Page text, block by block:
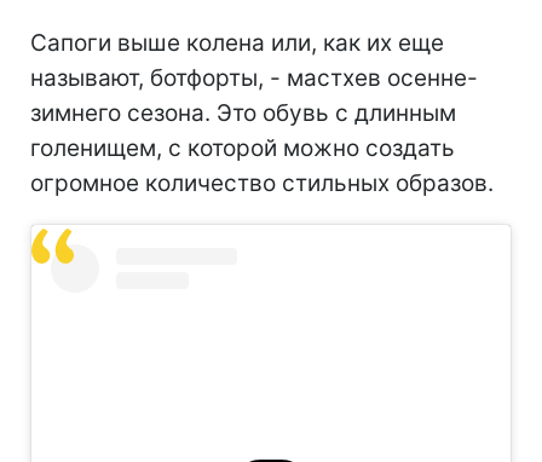
Сапоги выше колена или, как их еще
называют, ботфорты, - мастхев осенне-
зимнего сезона. Это обувь с длинным
голенищем, с которой можно создать
огромное количество стильных образов.